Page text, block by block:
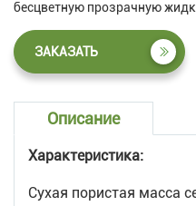
бесцветную прозрачную
ЗАКАЗАТЬ
Описание
Характеристика:
Сухая пористая масса